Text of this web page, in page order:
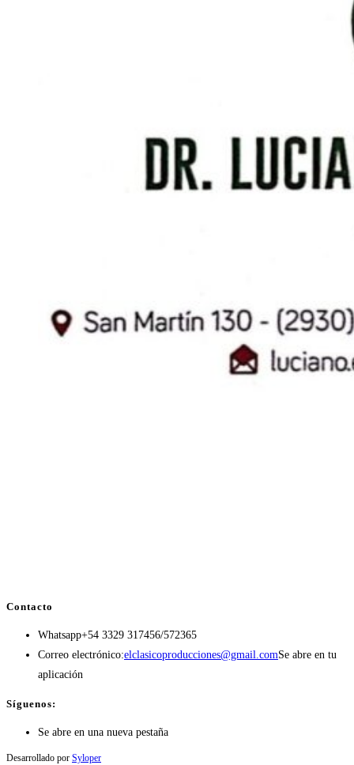
Contacto
Whatsapp+54 3329 317456/572365
Correo electrónico:elclasicoproducciones@gmail.comSe abre en tu
aplicación
Síguenos:
Se abre en una nueva pestaña
Desarrollado por Syloper